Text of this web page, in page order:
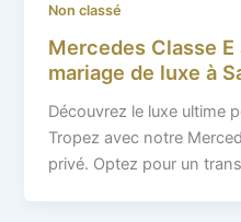
Non classé
Mercedes Classe
mariage de luxe à
Découvrez le luxe ultime
Tropez avec notre
privé. Optez pour un